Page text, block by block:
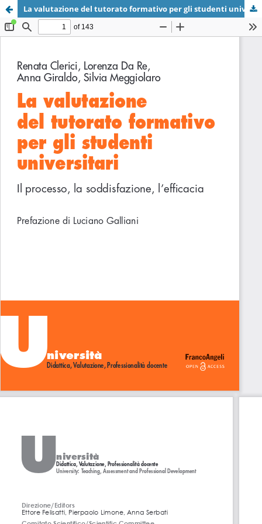
La valutazione del tutorato formativo per gli studenti universitari